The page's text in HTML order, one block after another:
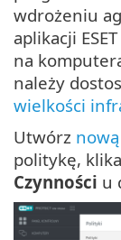
wdrożeniu
aplikacji
na
należy
wielkości
Utwórz
politykę,
Czynności u